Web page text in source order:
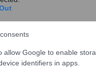
allow Google to enable
identifiers in apps.
κ.Τσάπαλος
σε αυτή την
https://www.aade.gr/